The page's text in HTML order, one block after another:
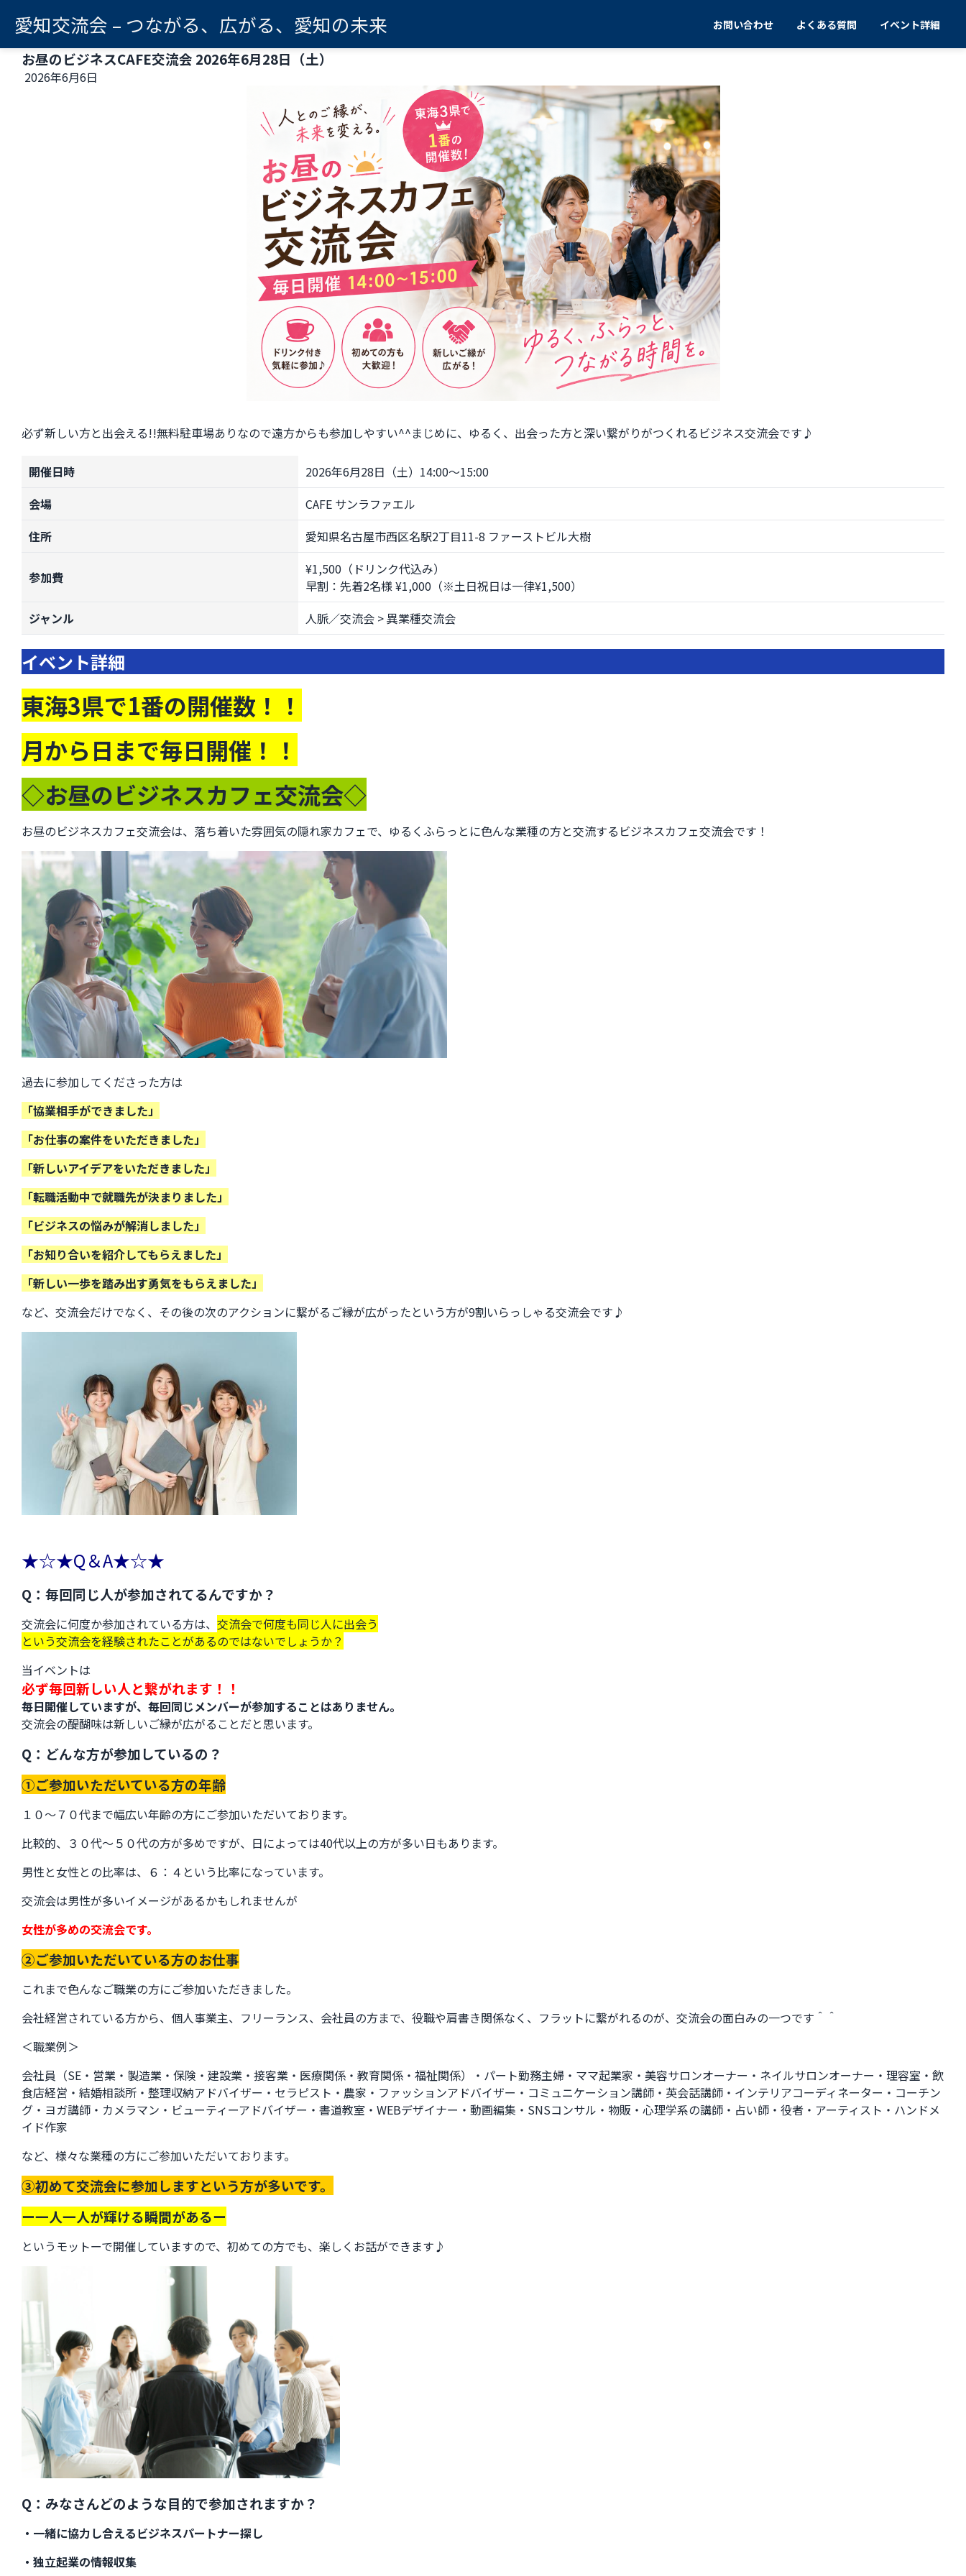
愛知交流会 – つながる、広がる、愛知の未来 お問い合わせ よくある質問 イベント詳細
お昼のビジネスCAFE交流会 2026年6月28日（土）
2026年6月6日
必ず新しい方と出会える!!無料駐車場ありなので遠方からも参加しやすい^^まじめに、ゆるく、出会った方と深い繋がりがつくれるビジネス交流会です♪
開催日時
2026年6月28日（土）14:00〜15:00
会場
CAFE サンラファエル
住所
愛知県名古屋市西区名駅2丁目11-8 ファーストビル大樹
参加費
¥1,500（ドリンク代込み）
早割：先着2名様 ¥1,000（※土日祝日は一律¥1,500）
ジャンル
人脈／交流会 > 異業種交流会
イベント詳細
東海3県で1番の開催数！！
月から日まで毎日開催！！
◇お昼のビジネスカフェ交流会◇
お昼のビジネスカフェ交流会は、落ち着いた雰囲気の隠れ家カフェで、ゆるくふらっとに色んな業種の方と交流するビジネスカフェ交流会です！
過去に参加してくださった方は
「協業相手ができました」
「お仕事の案件をいただきました」
「新しいアイデアをいただきました」
「転職活動中で就職先が決まりました」
「ビジネスの悩みが解消しました」
「お知り合いを紹介してもらえました」
「新しい一歩を踏み出す勇気をもらえました」
など、交流会だけでなく、その後の次のアクションに繋がるご縁が広がったという方が9割いらっしゃる交流会です♪
★☆★Q＆A★☆★
Q：毎回同じ人が参加されてるんですか？
交流会に何度か参加されている方は、 交流会で何度も同じ人に出会う
という交流会を経験されたことがあるのではないでしょうか？
当イベントは
必ず毎回新しい人と繋がれます！！
毎日開催していますが、毎回同じメンバーが参加することはありません。
交流会の醍醐味は新しいご縁が広がることだと思います。
Q：どんな方が参加しているの？
①ご参加いただいている方の年齢
１０～７０代まで幅広い年齢の方にご参加いただいております。
比較的、３０代～５０代の方が多めですが、日によっては40代以上の方が多い日もあります。
男性と女性との比率は、６：４という比率になっています。
交流会は男性が多いイメージがあるかもしれませんが
女性が多めの交流会です。
②ご参加いただいている方のお仕事
これまで色んなご職業の方にご参加いただきました。
会社経営されている方から、個人事業主、フリーランス、会社員の方まで、役職や肩書き関係なく、フラットに繋がれるのが、交流会の面白みの一つです＾＾
＜職業例＞
会社員（SE・営業・製造業・保険・建設業・接客業・医療関係・教育関係・福祉関係）・パート勤務主婦・ママ起業家・美容サロンオーナー・ネイルサロンオーナー・理容室・飲
食店経営・結婚相談所・整理収納アドバイザー・セラピスト・農家・ファッションアドバイザー・コミュニケーション講師・英会話講師・インテリアコーディネーター・コーチン
グ・ヨガ講師・カメラマン・ビューティーアドバイザー・書道教室・WEBデザイナー・動画編集・SNSコンサル・物販・心理学系の講師・占い師・役者・アーティスト・ハンドメ
イド作家
など、様々な業種の方にご参加いただいております。
③初めて交流会に参加しますという方が多いです。
ー一人一人が輝ける瞬間があるー
というモットーで開催していますので、初めての方でも、楽しくお話ができます♪
Q：みなさんどのような目的で参加されますか？
・一緒に協力し合えるビジネスパートナー探し
・独立起業の情報収集